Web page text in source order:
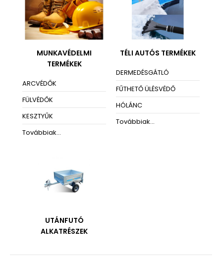
MUNKAVÉDELMI
TERMÉKEK
ARCVÉDŐK
FÜLVÉDŐK
KESZTYŰK
Továbbiak...
TÉLI AUTÓS TERMÉKEK
DERMEDÉSGÁTLÓ
FŰTHETŐ ÜLÉSVÉDŐ
HÓLÁNC
Továbbiak...
UTÁNFUTÓ
ALKATRÉSZEK